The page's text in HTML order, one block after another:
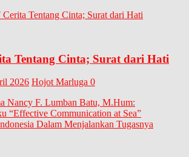
Tentang Cinta; Surat dari Hati
2026 Hojot Marluga 0